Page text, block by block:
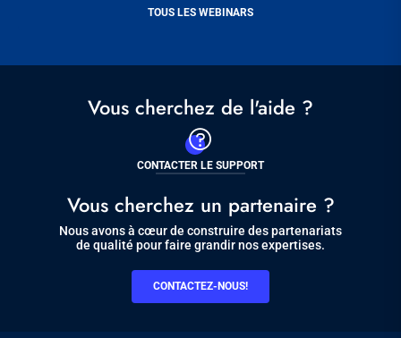
TOUS LES WEBINARS
Vous cherchez de l'aide ?
CONTACTER LE SUPPORT
Vous cherchez un partenaire ?
Nous avons à cœur de construire des partenariats
de qualité pour faire grandir nos expertises.
CONTACTEZ-NOUS!